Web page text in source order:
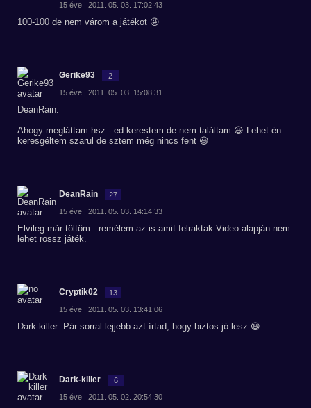
15 éve | 2011. 05. 03. 17:02:43
100-100 de nem várom a játékot 😜
Gerike93 2
15 éve | 2011. 05. 03. 15:08:31
DeanRain:
Ahogy megláttam hsz - ed kerestem de nem találtam 😃 Lehet én
keresgéltem szarul de sztem még nincs fent 😃
DeanRain 27
15 éve | 2011. 05. 03. 14:14:33
Elvileg már töltöm...remélem az is amit felraktak.Video alapján nem
lehet rossz játék.
Cryptik02 13
15 éve | 2011. 05. 03. 13:41:06
Dark-killer: Pár sorral lejjebb azt írtad, hogy biztos jó lesz 😆
Dark-killer 6
15 éve | 2011. 05. 02. 20:54:30